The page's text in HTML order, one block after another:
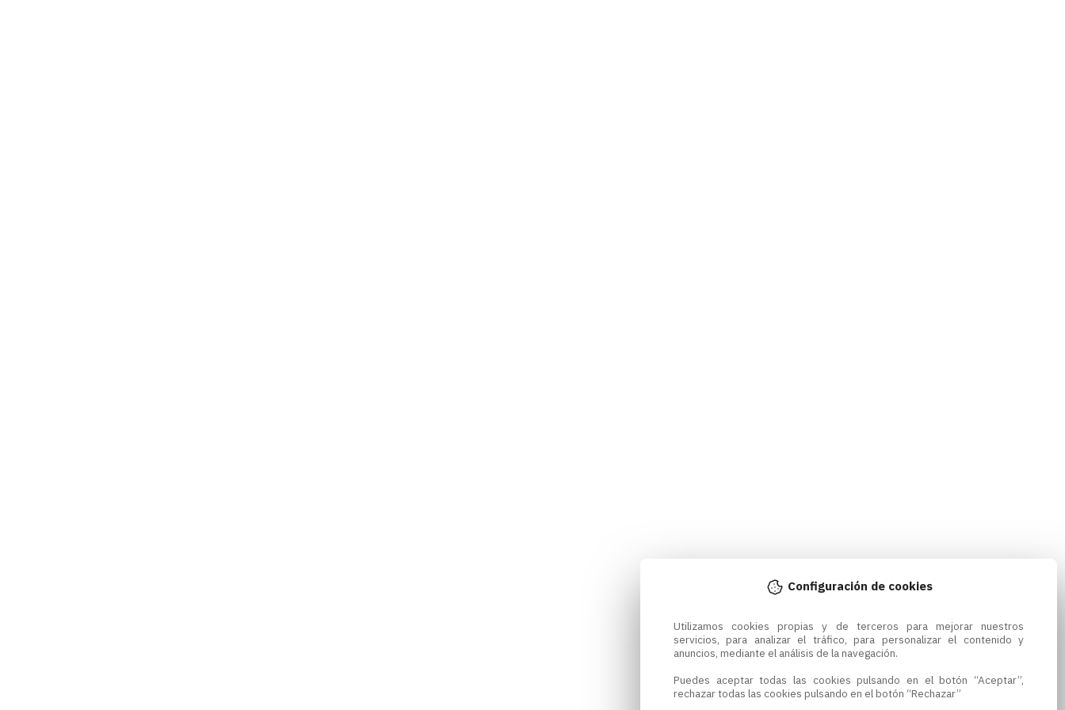
Configuración de cookies
Utilizamos cookies propias y de terceros para mejorar nuestros
servicios, para analizar el tráfico, para personalizar el contenido y
anuncios, mediante el análisis de la navegación.
Puedes aceptar todas las cookies pulsando en el botón “Aceptar”,
rechazar todas las cookies pulsando en el botón “Rechazar”